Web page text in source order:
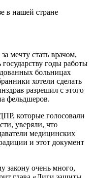
в нашей стране
мечту стать врачом,
годы работы
больницах
хотели сделать
разрешил с этого
фельдшеров.
которые голосовали
уверяли, что
медицинских
и этот документ
закону очень много,